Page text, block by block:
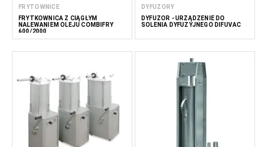
FRYTOWNICE
FRYTKOWNICA Z CIĄGŁYM
NALEWANIEM OLEJU COMBIFRY
600/2000
DYFUZORY
DYFUZOR - URZĄDZENIE DO
SOLENIA DYFUZYJNEGO DIFUVAC